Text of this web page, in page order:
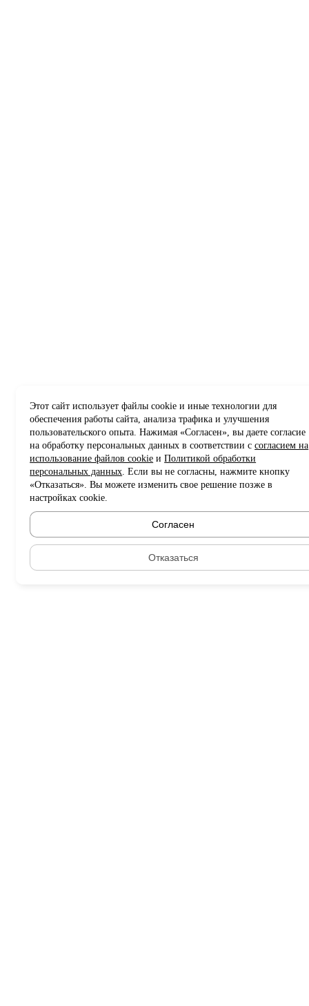
Этот сайт использует файлы cookie и иные технологии для
обеспечения работы сайта, анализа трафика и улучшения
пользовательского опыта. Нажимая «Согласен», вы даете согласие
на обработку персональных данных в соответствии ссогласием на
использование файлов cookie иПолитикой обработки
персональных данных. Если вы не согласны, нажмите кнопку
«Отказаться». Вы можете изменить свое решение позже в
настройках cookie.
Согласен
Отказаться